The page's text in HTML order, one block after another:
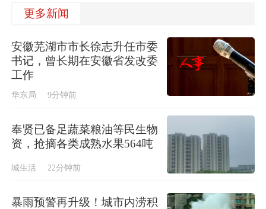
更多新闻
安徽芜湖市市长徐志升任市委
书记，曾长期在安徽省发改委
工作
华东局 9分钟前
奉贤已备足蔬菜粮油等民生物
资，抢摘各类成熟水果564吨
城生活 22分钟前
暴雨预警再升级！城市内涝积